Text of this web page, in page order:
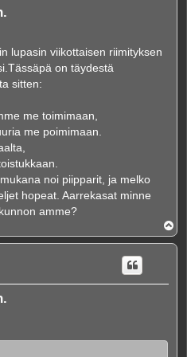
lupasin viikottaisen riimityksen
on täydestä
sitten:
me toimimaan,
me poimimaan.
noi piipparit, ja melko
hopeat. Aarrekasat minne
amme?
l
ö